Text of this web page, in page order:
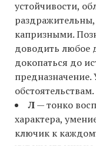
устойчивости,
капризными.
доводить любое
докопаться до
обстоятельствам.
Л— тонко
характера,
ключик к